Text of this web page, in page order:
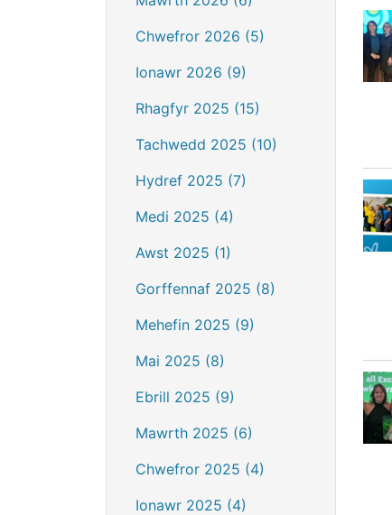
Chwefror 2026 (5)
Ionawr 2026 (9)
Rhagfyr 2025 (15)
Tachwedd 2025 (10)
Hydref 2025 (7)
Medi 2025 (4)
Awst 2025 (1)
Gorffennaf 2025 (8)
Mehefin 2025 (9)
Mai 2025 (8)
Ebrill 2025 (9)
Mawrth 2025 (6)
Chwefror 2025 (4)
Ionawr 2025 (4)